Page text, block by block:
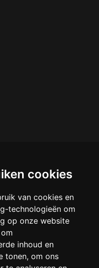
cookies
van cookies en
technologieën om
op onze website
inhoud en
tonen, om ons